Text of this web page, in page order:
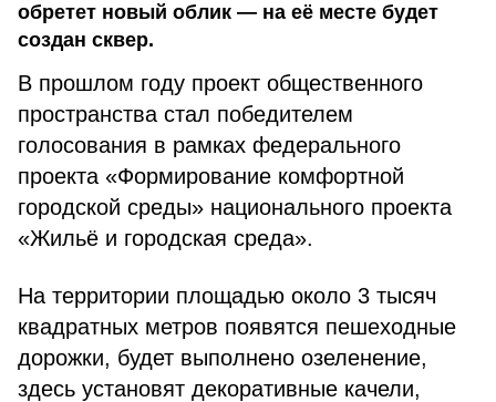
обретет новый облик — на её месте будет
создан сквер.
В прошлом году проект общественного
пространства стал победителем
голосования в рамках федерального
проекта «Формирование комфортной
городской среды» национального проекта
«Жильё и городская среда».
На территории площадью около 3 тысяч
квадратных метров появятся пешеходные
дорожки, будет выполнено озеленение,
здесь установят декоративные качели,